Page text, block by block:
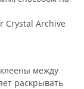
Crystal Archive
между
раскрывать